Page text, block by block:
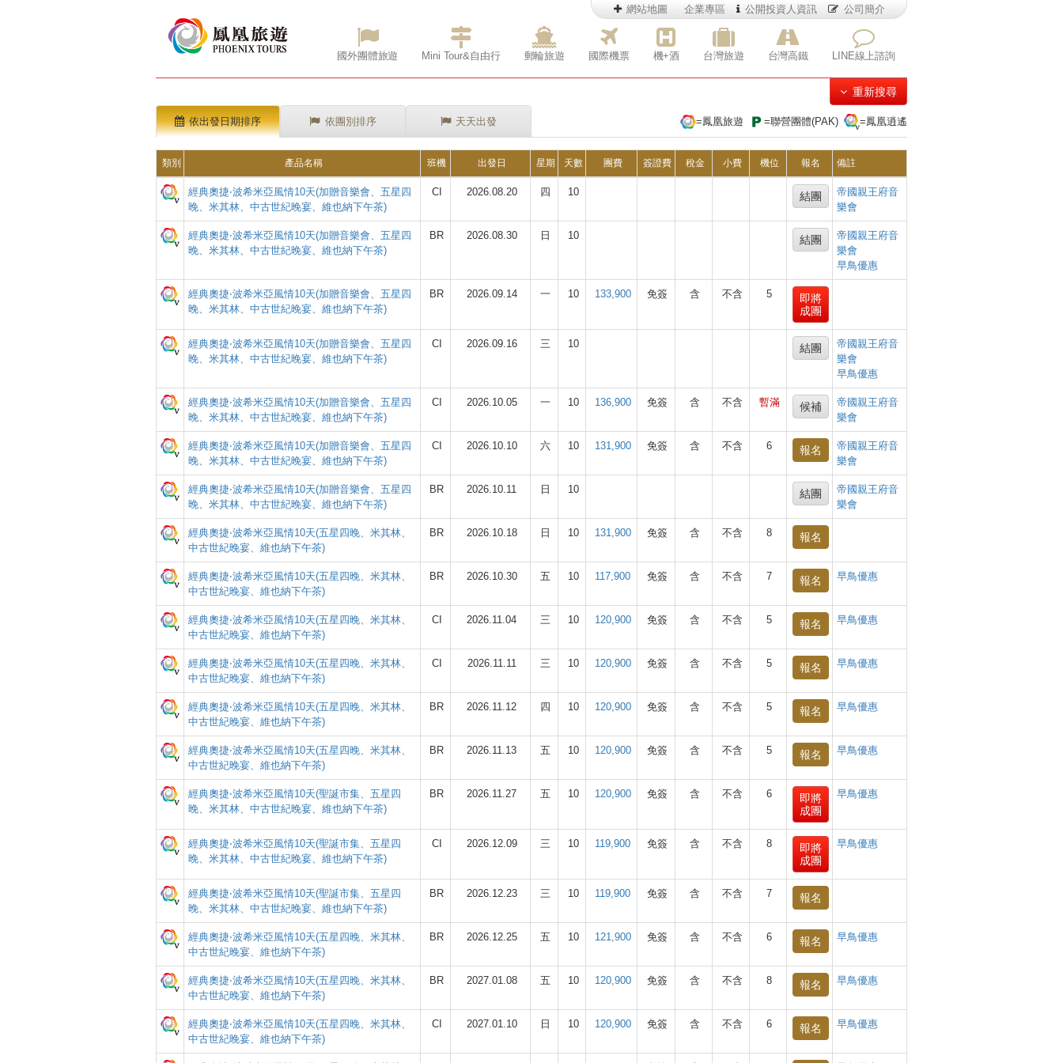
國外團體旅遊 Mini Tour&自由行 郵輪旅遊 國際機票 機+酒 台灣旅遊 台灣高鐵 LINE線上諮詢
網站地圖 企業專區 公開投資人資訊 公司簡介
重新搜尋
依出發日期排序 依團別排序 天天出發 =鳳凰旅遊 =聯營團體(PAK) =鳳凰逍遙
類別 產品名稱 班機 出發日 星期 天數 團費 簽證費 稅金 小費 機位 報名 備註
經典奧捷‧波希米亞風情10天(加贈音樂會、五星四
晚、米其林、中古世紀晚宴、維也納下午茶)
CI 2026.08.20 四 10 結團
帝國親王府音
樂會
經典奧捷‧波希米亞風情10天(加贈音樂會、五星四
晚、米其林、中古世紀晚宴、維也納下午茶)
BR 2026.08.30 日 10 結團
帝國親王府音
樂會
早鳥優惠
經典奧捷‧波希米亞風情10天(加贈音樂會、五星四
晚、米其林、中古世紀晚宴、維也納下午茶)
BR 2026.09.14 一 10 133,900 免簽 含 不含 5
即將
成團
經典奧捷‧波希米亞風情10天(加贈音樂會、五星四
晚、米其林、中古世紀晚宴、維也納下午茶)
CI 2026.09.16 三 10 結團
帝國親王府音
樂會
早鳥優惠
經典奧捷‧波希米亞風情10天(加贈音樂會、五星四
晚、米其林、中古世紀晚宴、維也納下午茶)
CI 2026.10.05 一 10 136,900 免簽 含 不含 暫滿 候補
帝國親王府音
樂會
經典奧捷‧波希米亞風情10天(加贈音樂會、五星四
晚、米其林、中古世紀晚宴、維也納下午茶)
CI 2026.10.10 六 10 131,900 免簽 含 不含 6 報名
帝國親王府音
樂會
經典奧捷‧波希米亞風情10天(加贈音樂會、五星四
晚、米其林、中古世紀晚宴、維也納下午茶)
BR 2026.10.11 日 10 結團
帝國親王府音
樂會
經典奧捷‧波希米亞風情10天(五星四晚、米其林、
中古世紀晚宴、維也納下午茶)
BR 2026.10.18 日 10 131,900 免簽 含 不含 8 報名
經典奧捷‧波希米亞風情10天(五星四晚、米其林、
中古世紀晚宴、維也納下午茶)
BR 2026.10.30 五 10 117,900 免簽 含 不含 7 報名 早鳥優惠
經典奧捷‧波希米亞風情10天(五星四晚、米其林、
中古世紀晚宴、維也納下午茶)
CI 2026.11.04 三 10 120,900 免簽 含 不含 5 報名 早鳥優惠
經典奧捷‧波希米亞風情10天(五星四晚、米其林、
中古世紀晚宴、維也納下午茶)
CI 2026.11.11 三 10 120,900 免簽 含 不含 5 報名 早鳥優惠
經典奧捷‧波希米亞風情10天(五星四晚、米其林、
中古世紀晚宴、維也納下午茶)
BR 2026.11.12 四 10 120,900 免簽 含 不含 5 報名 早鳥優惠
經典奧捷‧波希米亞風情10天(五星四晚、米其林、
中古世紀晚宴、維也納下午茶)
BR 2026.11.13 五 10 120,900 免簽 含 不含 5 報名 早鳥優惠
經典奧捷‧波希米亞風情10天(聖誕市集、五星四
晚、米其林、中古世紀晚宴、維也納下午茶)
BR 2026.11.27 五 10 120,900 免簽 含 不含 6
即將
成團
早鳥優惠
經典奧捷‧波希米亞風情10天(聖誕市集、五星四
晚、米其林、中古世紀晚宴、維也納下午茶)
CI 2026.12.09 三 10 119,900 免簽 含 不含 8
即將
成團
早鳥優惠
經典奧捷‧波希米亞風情10天(聖誕市集、五星四
晚、米其林、中古世紀晚宴、維也納下午茶)
BR 2026.12.23 三 10 119,900 免簽 含 不含 7 報名
經典奧捷‧波希米亞風情10天(五星四晚、米其林、
中古世紀晚宴、維也納下午茶)
BR 2026.12.25 五 10 121,900 免簽 含 不含 6 報名 早鳥優惠
經典奧捷‧波希米亞風情10天(五星四晚、米其林、
中古世紀晚宴、維也納下午茶)
BR 2027.01.08 五 10 120,900 免簽 含 不含 8 報名 早鳥優惠
經典奧捷‧波希米亞風情10天(五星四晚、米其林、
中古世紀晚宴、維也納下午茶)
CI 2027.01.10 日 10 120,900 免簽 含 不含 6 報名 早鳥優惠